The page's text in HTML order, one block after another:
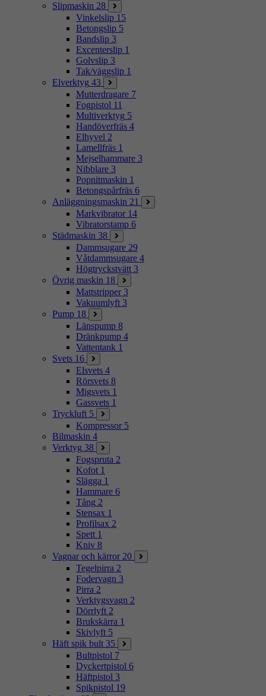
Slipmaskin 28
Vinkelslip 15
Betongslip 5
Bandslip 3
Excenterslip 1
Golvslip 3
Tak/väggslip 1
Elverktyg 43
Mutterdragare 7
Fogpistol 11
Multiverktyg 5
Handöverfräs 4
Elhyvel 2
Lamellfräs 1
Mejselhammare 3
Nibblare 3
Popnitmaskin 1
Betongspårfräs 6
Anläggningsmaskin 21
Markvibrator 14
Vibratorstamp 6
Städmaskin 38
Dammsugare 29
Våtdammsugare 4
Högtryckstvätt 3
Övrig maskin 18
Mattstripper 3
Vakuumlyft 3
Pump 18
Länspump 8
Dränkpump 4
Vattentank 1
Svets 16
Elsvets 4
Rörsvets 8
Migsvets 1
Gassvets 1
Tryckluft 5
Kompressor 5
Bilmaskin 4
Verktyg 38
Fogspruta 2
Kofot 1
Slägga 1
Hammare 6
Tång 2
Stensax 1
Profilsax 2
Spett 1
Kniv 8
Vagnar och kärror 20
Tegelpirra 2
Fodervagn 3
Pirra 2
Verktygsvagn 2
Dörrlyft 2
Brukskärra 1
Skivlyft 5
Häft spik bult 35
Bultpistol 7
Dyckertpistol 6
Häftpistol 3
Spikpistol 19